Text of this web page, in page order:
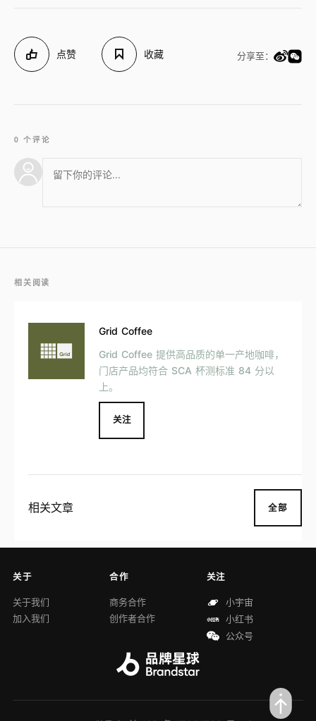
点赞 收藏 分享至：
0 个评论
相关阅读
Grid Coffee
Grid Coffee 提供高品质的单一产地咖啡，
门店产品均符合 SCA 杯测标准 84 分以
上。
关注
相关文章 全部
关于
关于我们
加入我们
合作
商务合作
创作者合作
关注
小宇宙
小红书
公众号